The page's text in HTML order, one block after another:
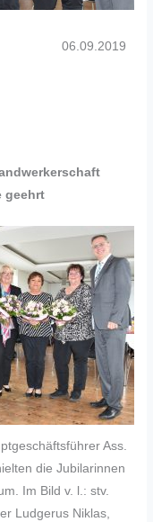
geehrt
Ass.
die Jubilarinnen
Im Bild v. l.: stv.
Ludgerus Niklas,